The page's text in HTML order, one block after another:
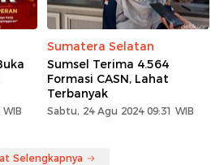
Sumatera Selatan
Sumsel Terima 4.564
Formasi CASN, Lahat
Terbanyak
Sabtu, 24 Agu 2024 09:31 WIB
Selengkapnya